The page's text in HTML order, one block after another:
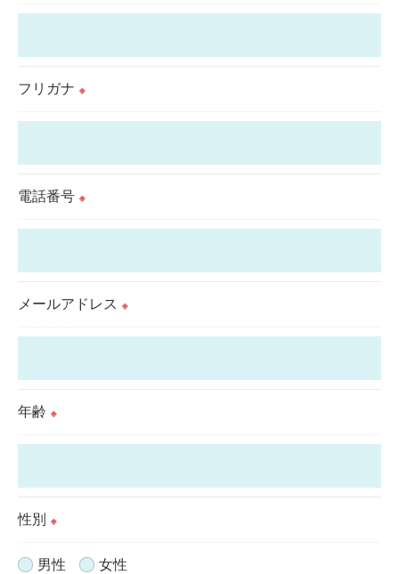
のサービスをご提供できない場合がございますので
＜個人情報の開示･訂正・削除･利用停止の手続につ
いて＞
ご本人である事を確認のうえ、対応させて頂きま
す。
フリガナ ※
電話番号 ※
メールアドレス ※
年齢 ※
性別 ※
男性 女性